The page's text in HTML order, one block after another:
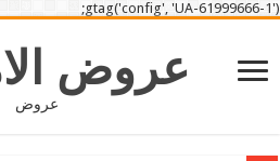
gtag('config', 'UA-61999666-1');
عروض
عروض